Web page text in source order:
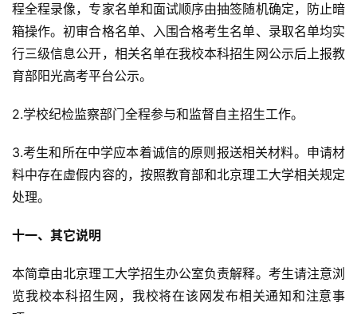
程全程录像，专家名单和面试顺序由抽签随机确定，防止暗
箱操作。初审合格名单、入围合格考生名单、录取名单均实
行三级信息公开，相关名单在我校本科招生网公示后上报教
育部阳光高考平台公示。
2.学校纪检监察部门全程参与和监督自主招生工作。
3.考生和所在中学应本着诚信的原则报送相关材料。申请材
料中存在虚假内容的，按照教育部和北京理工大学相关规定
处理。
十一、其它说明
本简章由北京理工大学招生办公室负责解释。考生请注意浏
览我校本科招生网，我校将在该网发布相关通知和注意事